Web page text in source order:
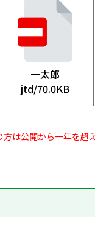
一太郎
jtd/70.0KB
方は公開から一年を超